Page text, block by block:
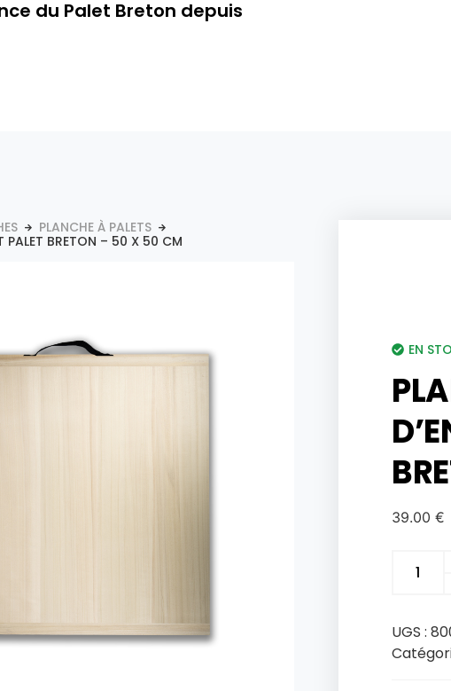
du Palet Breton depuis
PLANCHE À PALETS
PALET BRETON – 50 X 50 CM
EN
39.00 €
UGS :